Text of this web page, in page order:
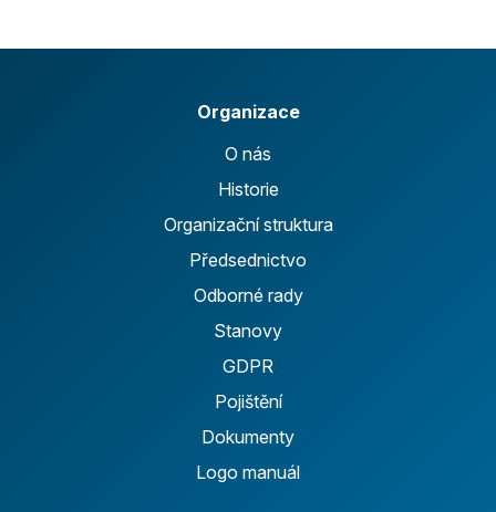
Organizace
O nás
Historie
Organizační struktura
Předsednictvo
Odborné rady
Stanovy
GDPR
Pojištění
Dokumenty
Logo manuál